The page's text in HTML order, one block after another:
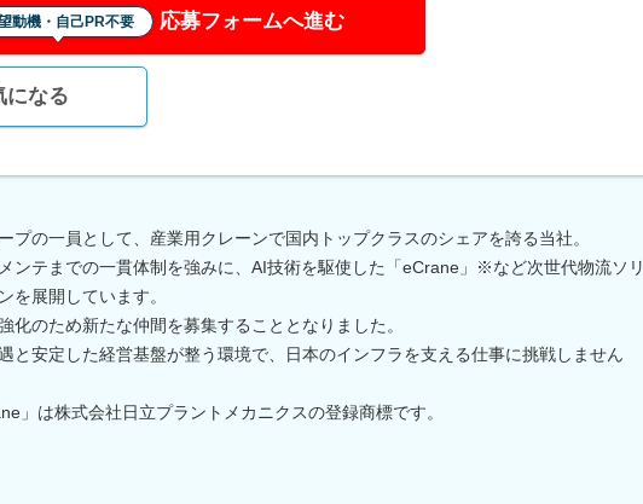
動機・自己PR不要 応募フォームへ進む
になる
プの一員として、産業用クレーンで国内トップクラスのシェアを誇る当社。
ンテまでの一貫体制を強みに、AI技術を駆使した「eCrane」※など次世代物流ソリ
を展開しています。
化のため新たな仲間を募集することとなりました。
と安定した経営基盤が整う環境で、日本のインフラを支える仕事に挑戦しません
」は株式会社日立プラントメカニクスの登録商標です。